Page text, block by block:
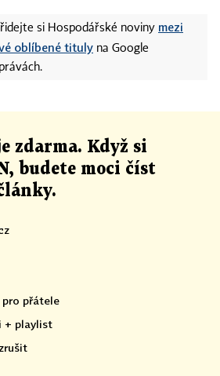
si Hospodářské noviny mezi
oblíbené tituly na Google
zdarma. Když si
budete moci číst
.
pro přátele
+ playlist